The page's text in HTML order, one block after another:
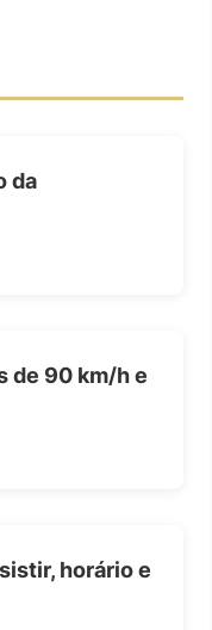
da
de 90 km/h e
horário e